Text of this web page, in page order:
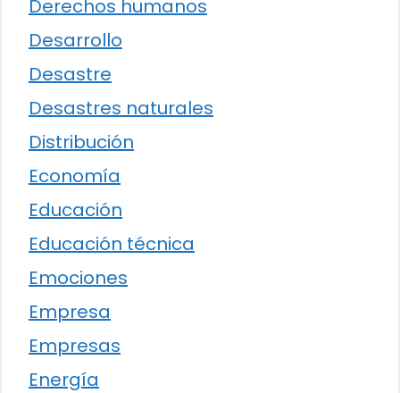
Derechos humanos
Desarrollo
Desastre
Desastres naturales
Distribución
Economía
Educación
Educación técnica
Emociones
Empresa
Empresas
Energía